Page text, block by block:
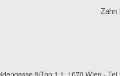
Zahn
9/Top 1.1, 1070 Wien - Tel.: